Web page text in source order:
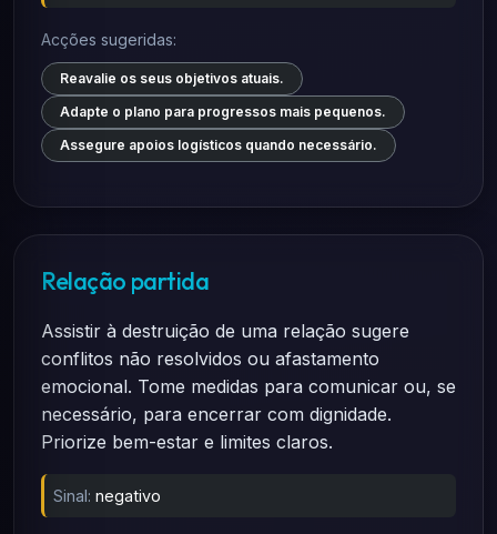
Acções sugeridas:
Reavalie os seus objetivos atuais.
Adapte o plano para progressos mais pequenos.
Assegure apoios logísticos quando necessário.
Relação partida
Assistir à destruição de uma relação sugere
conflitos não resolvidos ou afastamento
emocional. Tome medidas para comunicar ou, se
necessário, para encerrar com dignidade.
Priorize bem-estar e limites claros.
Sinal: negativo